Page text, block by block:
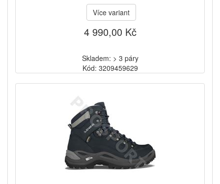
Více variant
4 990,00 Kč
Skladem: > 3 páry
Kód: 3209459629